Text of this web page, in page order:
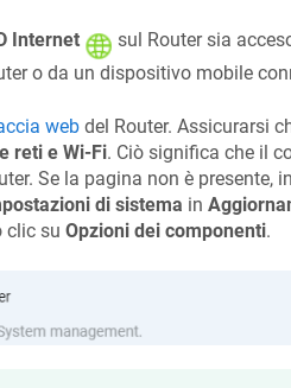
Internet
sul Router sia
o da un dispositivo mobile
webdel Router. Assicurarsi
reti e Wi-Fi. Ciò significa che il
Se la pagina non è presente,
di sistema in
su Opzioni dei componenti.